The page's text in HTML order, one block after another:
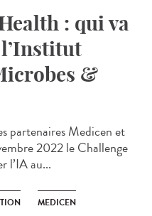
: qui va
&
partenaires Medicen et
2022 le Challenge
l’IA au...
MEDICEN